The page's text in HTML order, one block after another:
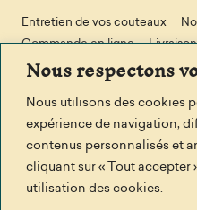
Nous respectons
Nous utilisons des cookies
expérience de navigation,
contenus personnalisés et
cliquant sur « Tout accepter
utilisation des cookies.
Entretien de vos couteaux
Commande en ligne
Conditions de vente
Politique en matière de cookies
RESTONS EN CONTACT
Facebook Écrivez-nous